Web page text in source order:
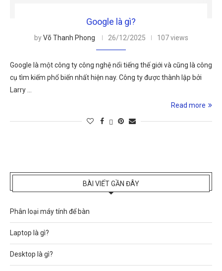
Google là gì?
byVõ Thanh Phong 26/12/2025 107 views
Google là một công ty công nghệ nổi tiếng thế giới và cũng là công
cụ tìm kiếm phổ biến nhất hiện nay. Công ty được thành lập bởi
Larry …
Read more
BÀI VIẾT GẦN ĐÂY
Phân loại máy tính để bàn
Laptop là gì?
Desktop là gì?